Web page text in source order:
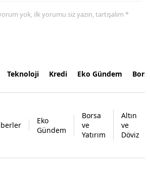
yok, ilk yorumu siz yazın, tartışalım *
Teknoloji Kredi Eko Gündem
Eko
Gündem
Borsa
ve
Yatırım
Altın
ve
Döviz